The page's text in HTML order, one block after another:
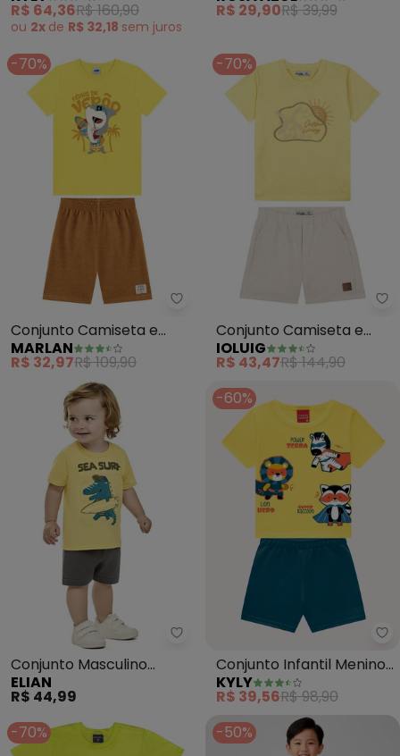
R$ 64,36R$ 160,90
ou 2x de R$ 32,18 sem juros
R$ 29,90R$ 39,99
-70%
Marlan - Conjunto Camiseta e
Conjunto Camiseta e
Bermuda (Amarelo)
MARLAN
R$ 32,97R$ 109,90
-70%
Conjunto Camiseta e
Bermuda (Amarelo)
IOLUIG
R$ 43,47R$ 144,90
Elian - Conjunto Masculino
Conjunto Masculino
Infantil Amarelo)
ELIAN
R$ 44,99
-60%
Conjunto Infantil Menino
em Algodão (Amarelo)
KYLY
R$ 39,56R$ 98,90
-70%
-50%